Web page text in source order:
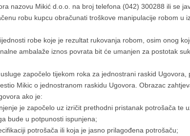
nazovu Mikić d.o.o. na broj telefona (042) 300288 ili se
robu kupcu obračunati troškove manipulacije robom
robe koje je rezultat rukovanja robom, osim onog
ambalaže iznos povrata bit će umanjen za postotak
započelo tijekom roka za jednostrani raskid
Mikic o jednostranom raskidu Ugovora. Obrazac
ako je:
je započelo uz izričit prethodni pristanak potrošača te
bude u potpunosti ispunjena;
potrošača ili koja je jasno prilagođena potrošaču;